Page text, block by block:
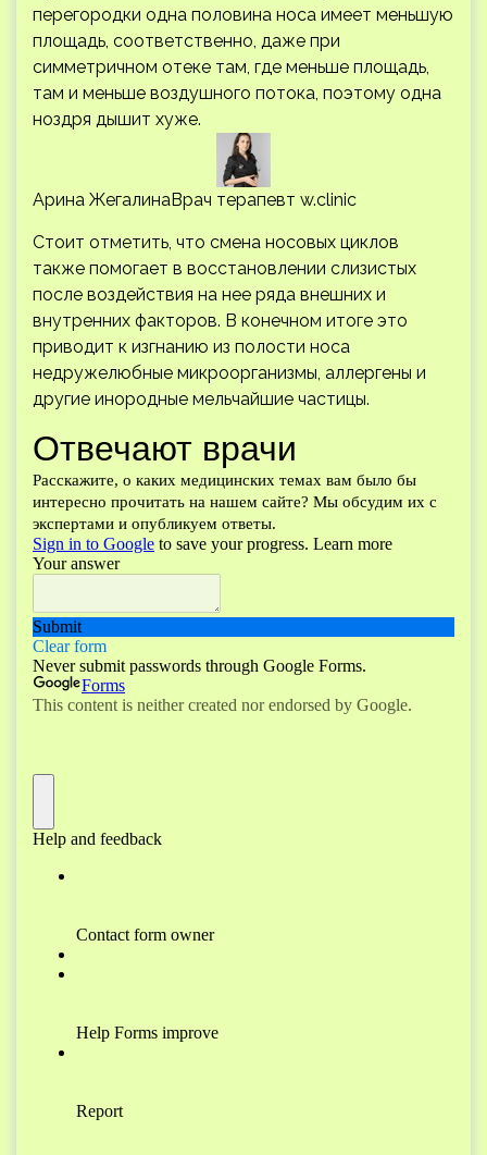
перегородки одна половина носа имеет меньшую
площадь, соответственно, даже при
симметричном отеке там, где меньше площадь,
там и меньше воздушного потока, поэтому одна
ноздря дышит хуже.
Арина ЖегалинаВрач терапевт w.clinic
Стоит отметить, что смена носовых циклов
также помогает в восстановлении слизистых
после воздействия на нее ряда внешних и
внутренних факторов. В конечном итоге это
приводит к изгнанию из полости носа
недружелюбные микроорганизмы, аллергены и
другие инородные мельчайшие частицы.